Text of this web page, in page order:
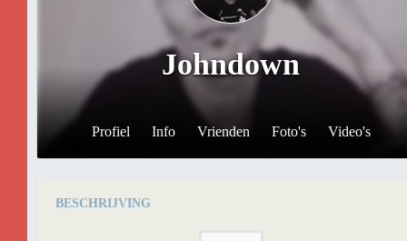
Johndown
Profiel Info Vrienden Foto's Video's
BESCHRIJVING